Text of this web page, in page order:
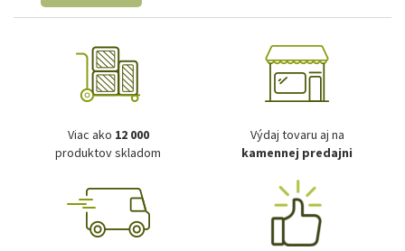
Viac ako 12 000
produktov skladom
Výdaj tovaru aj na
kamennej predajni